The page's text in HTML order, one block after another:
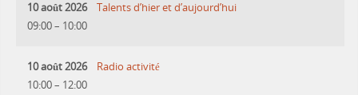
10 août 2026
09:00– 10:00
Talents d’hier et d’aujourd’hui
10 août 2026
10:00– 12:00
Radio activité